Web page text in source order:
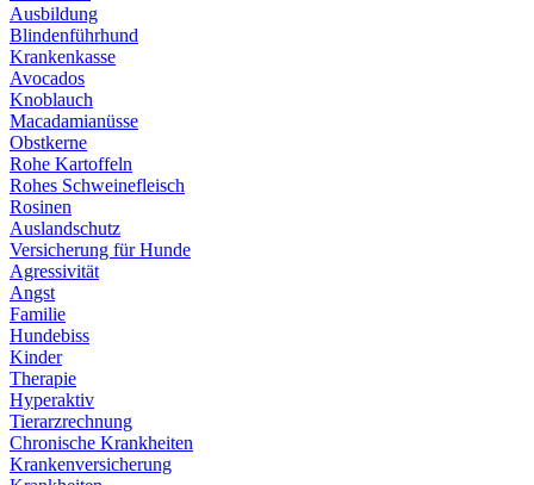
Ausbildung
Blindenführhund
Krankenkasse
Avocados
Knoblauch
Macadamianüsse
Obstkerne
Rohe Kartoffeln
Rohes Schweinefleisch
Rosinen
Auslandschutz
Versicherung für Hunde
Agressivität
Angst
Familie
Hundebiss
Kinder
Therapie
Hyperaktiv
Tierarzrechnung
Chronische Krankheiten
Krankenversicherung